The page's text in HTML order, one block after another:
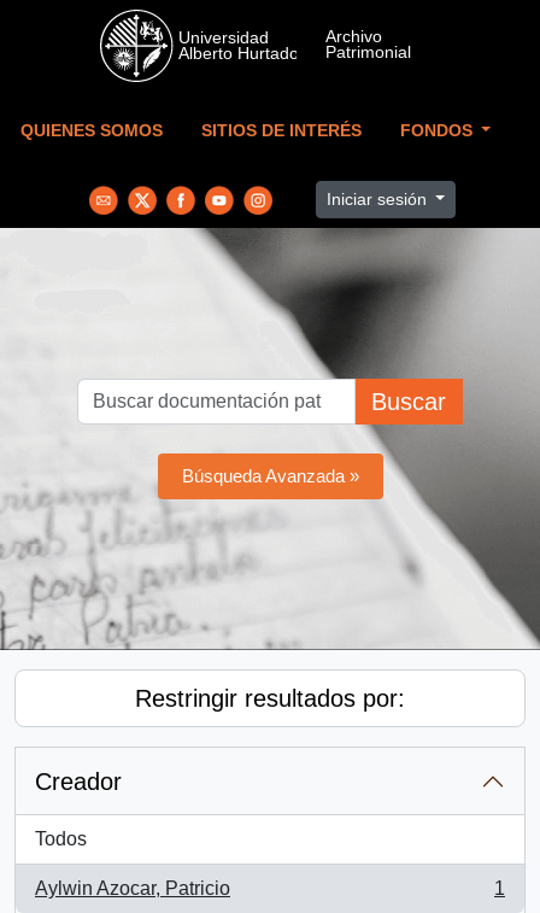
Skip to main content
QUIENES SOMOS SITIOS DE INTERÉS FONDOS
Iniciar sesión
Buscar
Búsqueda Avanzada »
Restringir resultados por:
Creador
Todos
Aylwin Azocar, Patricio
, 1 resultados
1